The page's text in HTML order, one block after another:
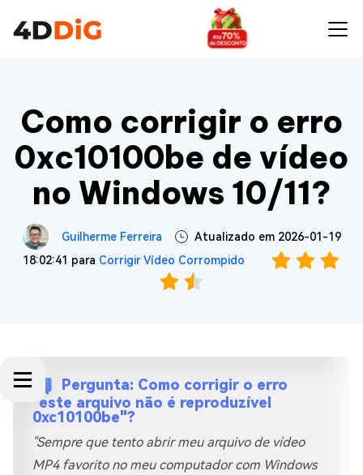
Como corrigir o erro
0xc10100be de vídeo
no Windows 10/11?
Guilherme Ferreira
Atualizado em 2026-01-19
18:02:41 para Corrigir Vídeo Corrompido
Pergunta: Como corrigir o erro
"este arquivo não é reproduzível
0xc10100be"?
"Sempre que tento abrir meu arquivo de vídeo
MP4 favorito no meu computador com Windows